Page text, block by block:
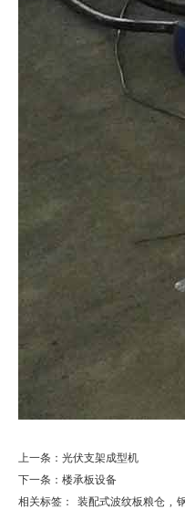
上一条： 光伏支架成型机
下一条： 楼承板设备
相关标签：
装配式波纹板粮仓 ,